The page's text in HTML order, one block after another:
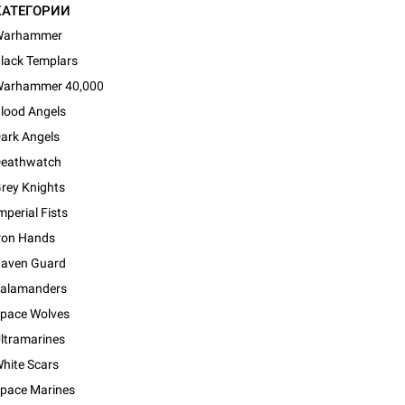
Templars
40,000
Angels
Angels
Knights
Fists
Hands
Guard
Wolves
Scars
Marines
Братья